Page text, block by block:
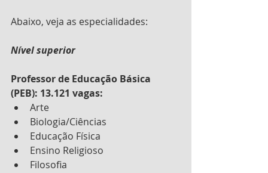
Abaixo, veja as especialidades:
Nível superior
Professor de Educação Básica
(PEB): 13.121 vagas:
Arte
Biologia/Ciências
Educação Física
Ensino Religioso
Filosofia